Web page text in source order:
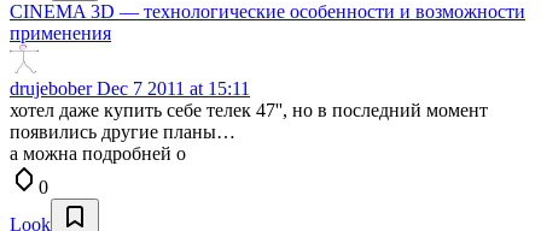
CINEMA 3D — технологические особенности и возможности
применения
drujeboberDec 7 2011 at 15:11
хотел даже купить себе телек 47'', но в последний момент
появились другие планы…
а можна подробней о
0
Look